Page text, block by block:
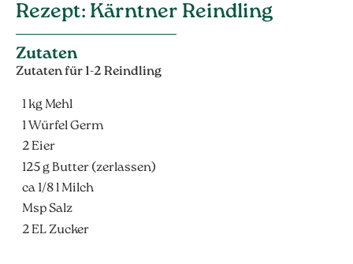
Rezept: Kärntner Reindling
Zutaten
Zutaten für 1-2 Reindling
1 kg Mehl
1 Würfel Germ
2 Eier
125 g Butter (zerlassen)
ca 1/8 l Milch
Msp Salz
2 EL Zucker